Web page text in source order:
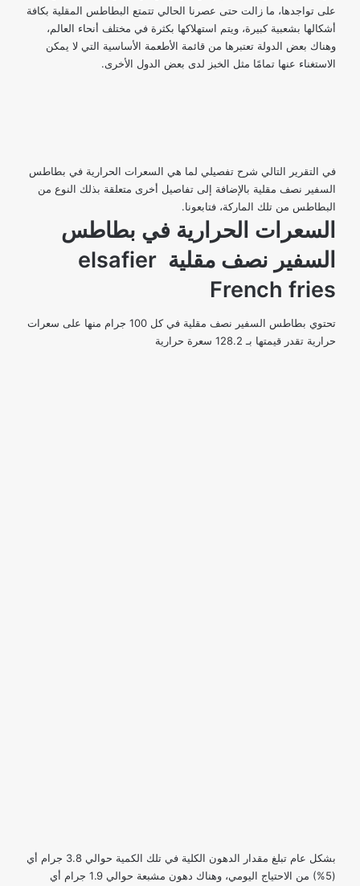
على تواجدها، ما زالت حتى عصرنا الحالي تتمتع البطاطس المقلية بكافة
أشكالها بشعبية كبيرة، ويتم استهلاكها بكثرة في مختلف أنحاء العالم،
وهناك بعض الدولة تعتبرها من قائمة الأطعمة الأساسية التي لا يمكن
الاستغناء عنها تمامًا مثل الخبز لدى بعض الدول الأخرى.
في التقرير التالي شرح تفصيلي لما هي السعرات الحرارية في بطاطس
السفير نصف مقلية بالإضافة إلى تفاصيل أخرى متعلقة بذلك النوع من
البطاطس من تلك الماركة، فتابعونا.
السعرات الحرارية في بطاطس
السفير نصف مقلية elsafier
French fries
تحتوي بطاطس السفير نصف مقلية في كل 100 جرام منها على سعرات
حرارية تقدر قيمتها بـ 128.2 سعرة حرارية
بشكل عام تبلغ مقدار الدهون الكلية في تلك الكمية حوالي 3.8 جرام أي
(5%) من الاحتياج اليومي، وهناك دهون مشبعة حوالي 1.9 جرام أي